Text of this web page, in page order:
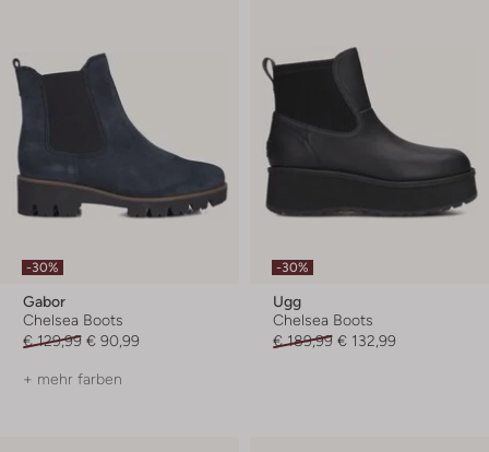
-30%
Gabor
Chelsea Boots
€ 129,99 € 90,99
+ mehr farben
-30%
Ugg
Chelsea Boots
€ 189,99 € 132,99